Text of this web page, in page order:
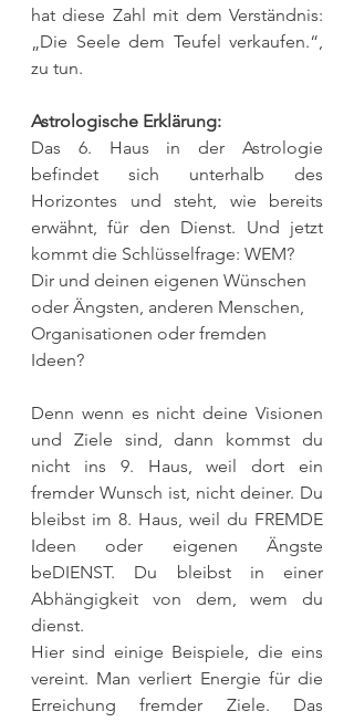
hat diese Zahl mit dem Verständnis:
„Die Seele dem Teufel verkaufen.“,
zu tun.
Astrologische Erklärung:
Das 6. Haus in der Astrologie
befindet sich unterhalb des
Horizontes und steht, wie bereits
erwähnt, für den Dienst. Und jetzt
kommt die Schlüsselfrage: WEM?
Dir und deinen eigenen Wünschen
oder Ängsten, anderen Menschen,
Organisationen oder fremden
Ideen?
Denn wenn es nicht deine Visionen
und Ziele sind, dann kommst du
nicht ins 9. Haus, weil dort ein
fremder Wunsch ist, nicht deiner. Du
bleibst im 8. Haus, weil du FREMDE
Ideen oder eigenen Ängste
beDIENST. Du bleibst in einer
Abhängigkeit von dem, wem du
dienst.
Hier sind einige Beispiele, die eins
vereint. Man verliert Energie für die
Erreichung fremder Ziele. Das